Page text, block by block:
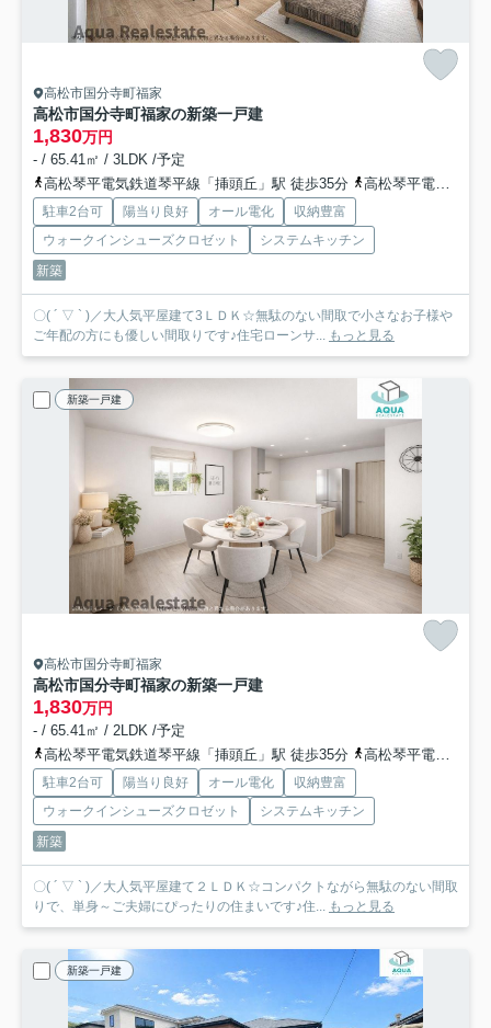
高松市国分寺町福家
高松市国分寺町福家の新築一戸建
1,830万円
- / 65.41㎡ / 3LDK /予定
高松琴平電気鉄道琴平線「挿頭丘」駅 徒歩35分
高松琴平電気鉄道琴平線「畑田」駅 徒歩37分
駐車2台可 陽当り良好 オール電化
収納豊富
ウォークインシューズクロゼット
システムキッチン
新築
〇( ´ ▽ ` )／大人気平屋建て3ＬＤＫ☆無駄のない間取で小さなお子様や
ご年配の方にも優しい間取りです♪住宅ローンサ...
もっと見る
新築一戸建
高松市国分寺町福家
高松市国分寺町福家の新築一戸建
1,830万円
- / 65.41㎡ / 2LDK /予定
高松琴平電気鉄道琴平線「挿頭丘」駅 徒歩35分
高松琴平電気鉄道琴平線「畑田」駅 徒歩37分
駐車2台可 陽当り良好 オール電化
収納豊富
ウォークインシューズクロゼット
システムキッチン
新築
〇( ´ ▽ ` )／大人気平屋建て２ＬＤＫ☆コンパクトながら無駄のない間取
りで、単身～ご夫婦にぴったりの住まいです♪住...
もっと見る
新築一戸建